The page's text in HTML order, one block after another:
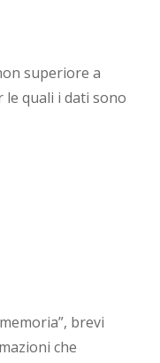
superiore a
le quali i dati sono
brevi
che